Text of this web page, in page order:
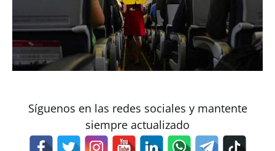
Síguenos en las redes sociales y mantente
siempre actualizado